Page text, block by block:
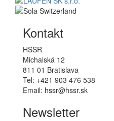
Kontakt
HSSR
Michalská 12
811 01 Bratislava
Tel: +421 903 476 538
Email: hssr@hssr.sk
Newsletter